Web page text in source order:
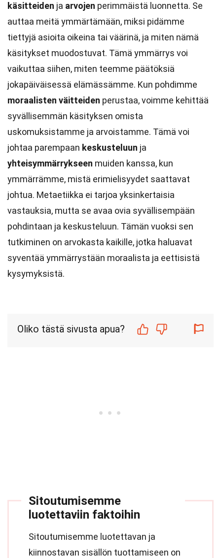
käsitteiden ja arvojen perimmäistä luonnetta. Se
auttaa meitä ymmärtämään, miksi pidämme
tiettyjä asioita oikeina tai väärinä, ja miten nämä
käsitykset muodostuvat. Tämä ymmärrys voi
vaikuttaa siihen, miten teemme päätöksiä
jokapäiväisessä elämässämme. Kun pohdimme
moraalisten väitteiden perustaa, voimme kehittää
syvällisemmän käsityksen omista
uskomuksistamme ja arvoistamme. Tämä voi
johtaa parempaan keskusteluun ja
yhteisymmärrykseen muiden kanssa, kun
ymmärrämme, mistä erimielisyydet saattavat
johtua. Metaetiikka ei tarjoa yksinkertaisia
vastauksia, mutta se avaa ovia syvällisempään
pohdintaan ja keskusteluun. Tämän vuoksi sen
tutkiminen on arvokasta kaikille, jotka haluavat
syventää ymmärrystään moraalista ja eettisistä
kysymyksistä.
Oliko tästä sivusta apua?
Sitoutumisemme
luotettaviin faktoihin
Sitoutumisemme luotettavan ja
kiinnostavan sisällön tuottamiseen on